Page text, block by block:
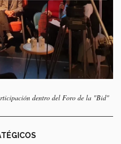
dentro del Foro de la "Bid"